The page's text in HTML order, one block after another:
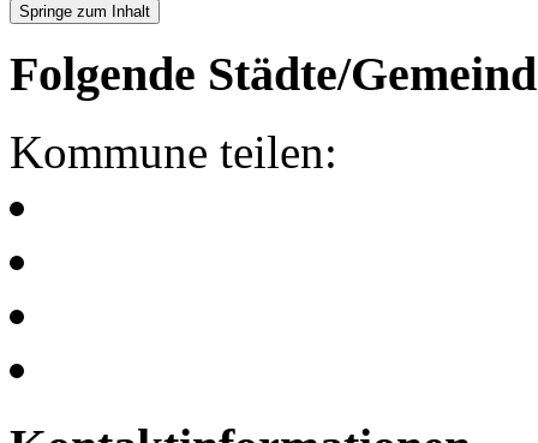
Springe zum Inhalt
Folgende Städte/
Kommune teilen: